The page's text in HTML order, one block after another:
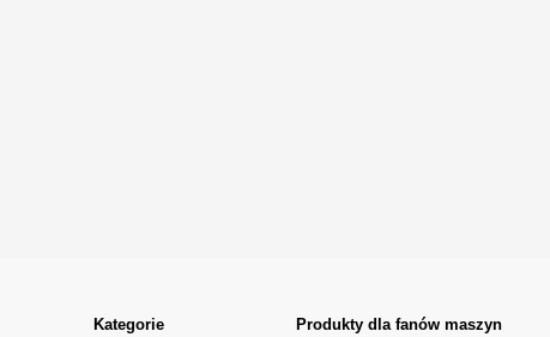
Kategorie
Produkty dla fanów maszyn